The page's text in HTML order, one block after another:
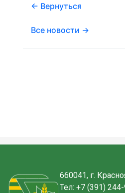
← Вернуться
Все новости →
660041, г.
Тел: +7 (391)